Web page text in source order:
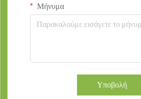
Μήνυμα
Υποβολή